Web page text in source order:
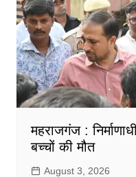
महराजगंज :
बच्चों की मौत
August 3, 2026